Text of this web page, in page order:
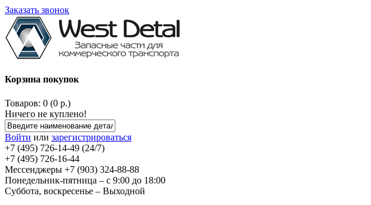
Заказать звонок
Корзина покупок
Товаров: 0 (0 р.)
Ничего не куплено!
Войти или зарегистрироваться
+7 (495) 726-14-49 (24/7)
+7 (495) 726-16-44
Мессенджеры +7 (903) 324-88-88
Понедельник-пятница – с 9:00 до 18:00
Суббота, воскресенье – Выходной